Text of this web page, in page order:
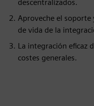
descentralizados.
Aproveche el
de vida de la
La integración eficaz
costes generales.